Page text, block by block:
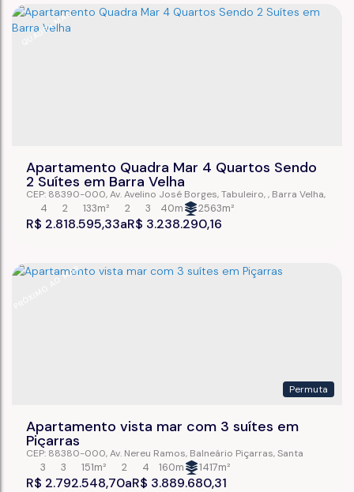
QUADRA MAR
Apartamento Quadra Mar 4 Quartos Sendo
2 Suítes em Barra Velha
R$ 2.818.595,33 R$ 3.238.290,16
CEP: 88390-000,Av. Avelino José Borges,Tabuleiro , Barra Velha,
Santa Catarina,Brasil
4 3
133m²
2 2 40m 2563m²
PRÓXIMO AO MAR
Permuta
Apartamento vista mar com 3 suítes em
Piçarras
R$ 2.792.548,70 R$ 3.889.680,31
CEP: 88380-000,Av. Nereu Ramos, Balneário Piçarras,Santa
Catarina
Brasil
3 4
151m²
3 2 160m 1417m²